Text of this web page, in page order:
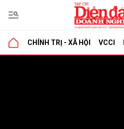
CHÍNH TRỊ - XÃ HỘI VCCI